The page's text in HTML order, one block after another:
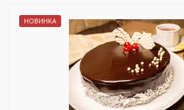
НОВИНКА